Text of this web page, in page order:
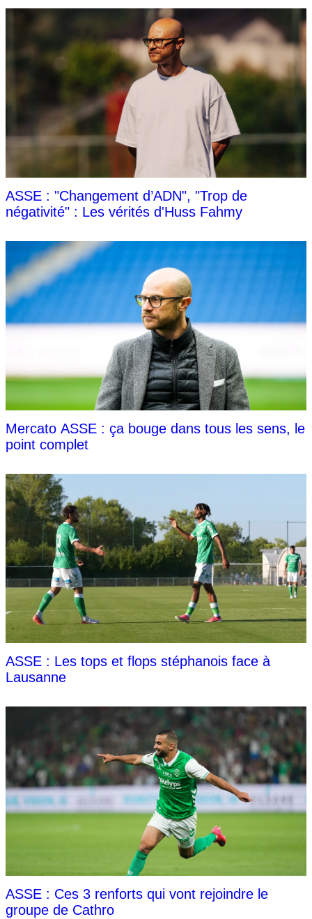
ASSE : "Changement d’ADN", "Trop de
négativité" : Les vérités d'Huss Fahmy
Mercato ASSE : ça bouge dans tous les sens, le
point complet
ASSE : Les tops et flops stéphanois face à
Lausanne
ASSE : Ces 3 renforts qui vont rejoindre le
groupe de Cathro